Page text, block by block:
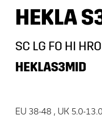
HEKLA
SC LG FO HI
HEKLAS3MID
EU 38-48 , UK 5.0-